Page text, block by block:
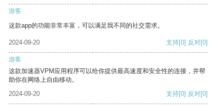
游客
这款app的功能非常丰富，可以满足我不同的社交需求。
2024-09-20 支持[0] 反对[0]
游客
这款加速器VPM应用程序可以给你提供最高速度和安全性的连接，并帮
助你在网络上自由移动。
2024-09-20
支持[0] 反对[0]